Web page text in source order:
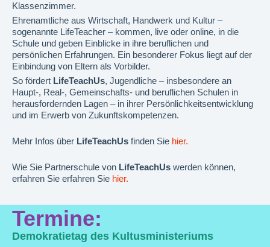
Klassenzimmer.
Ehrenamtliche aus Wirtschaft, Handwerk und Kultur –
sogenannte LifeTeacher – kommen, live oder online, in die
Schule und geben Einblicke in ihre beruflichen und
persönlichen Erfahrungen. Ein besonderer Fokus liegt auf der
Einbindung von Eltern als Vorbilder.
So fördert LifeTeachUs, Jugendliche – insbesondere an
Haupt-, Real-, Gemeinschafts- und beruflichen Schulen in
herausfordernden Lagen – in ihrer Persönlichkeitsentwicklung
und im Erwerb von Zukunftskompetenzen.
Mehr Infos über LifeTeachUs finden Sie hier.
Wie Sie Partnerschule von LifeTeachUs werden können,
erfahren Sie erfahren Sie hier.
Termine:
Demokratietag des Kultusministeriums